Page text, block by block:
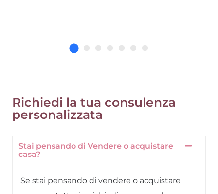
Richiedi la tua consulenza
personalizzata
Stai pensando di Vendere o acquistare
casa?
Se stai pensando di vendere o acquistare